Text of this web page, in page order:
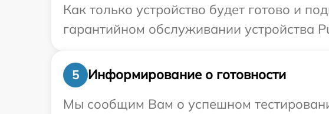
Как только устройство будет готово и
гарантийном обслуживании устройства
5
Информирование о готовности
Мы сообщим Вам о успешном